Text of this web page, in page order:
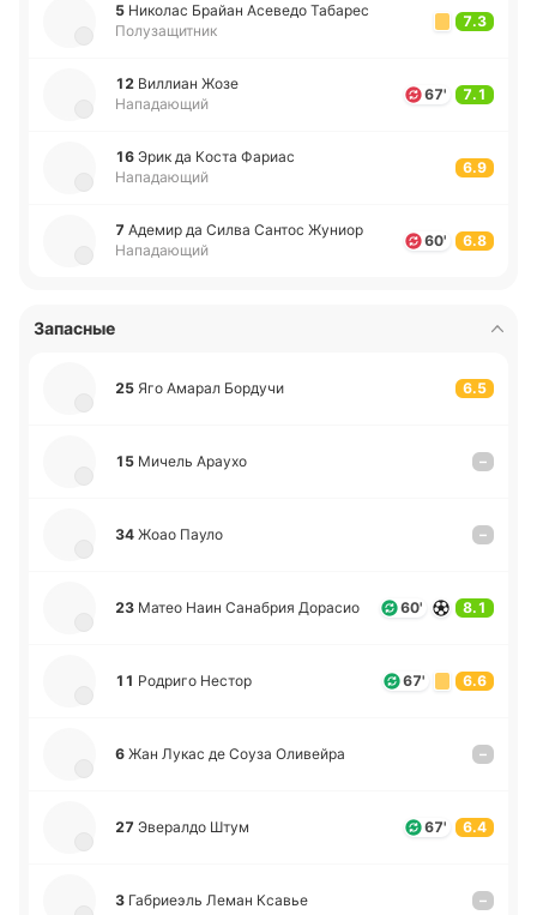
5 Ни­ко­лас Брайан Асе­ве­до Та­ба­рес
Полузащитник
7.3
12 Ви­ллиан Жозе
Нападающий
67' 7.1
16 Эрик да Коста Фариас
Нападающий
6.9
7 Адемир да Силва Сантос Жуниор
Нападающий
60' 6.8
Запасные
25 Яго Амарал Бо­рду­чи 6.5
15 Мичель Араухо –
34 Жоао Пауло –
23 Матео Наин Са­на­брия До­ра­сио 60' 8.1
11 Ро­дри­го Нестор 67' 6.6
6 Жан Лукас де Соуза Оли­вей­ра –
27 Эве­ра­лдо Штум 67' 6.4
3 Га­бриеэль Леман Ксавье –